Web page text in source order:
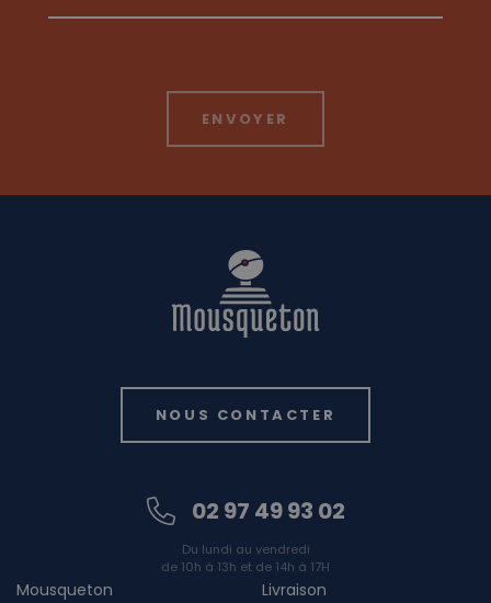
NOUS CONTACTER
02 97 49 93 02
Du lundi au vendredi
de 10h à 13h et de 14h à 17H
Mousqueton
Livraison